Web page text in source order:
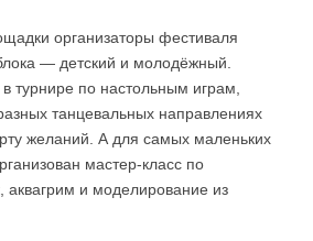
организаторы фестиваля
— детский и молодёжный.
турнире по настольным играм,
танцевальных направлениях
желаний. А для самых маленьких
мастер-класс по
и моделирование из